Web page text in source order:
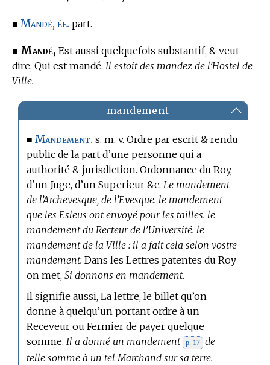
■ Mandé, ée. part.
■ Mandé, Est aussi quelquefois substantif, & veut
dire, Qui est mandé. Il estoit des mandez de l’Hostel de
Ville.
mandement
■ Mandement. s. m. v. Ordre par escrit & rendu
public de la part d’une personne qui a
authorité & jurisdiction. Ordonnance du Roy,
d’un Juge, d’un Superieur &c. Le mandement
de l’Archevesque, de l’Evesque. le mandement
que les Esleus ont envoyé pour les tailles. le
mandement du Recteur de l’Université. le
mandement de la Ville : il a fait cela selon vostre
mandement. Dans les Lettres patentes du Roy
on met,Si donnons en mandement.
Il signifie aussi, La lettre, le billet qu’on
donne à quelqu’un portant ordre à un
Receveur ou Fermier de payer quelque
somme.Il a donné un mandement p. 17 de
telle somme à un tel Marchand sur sa terre.